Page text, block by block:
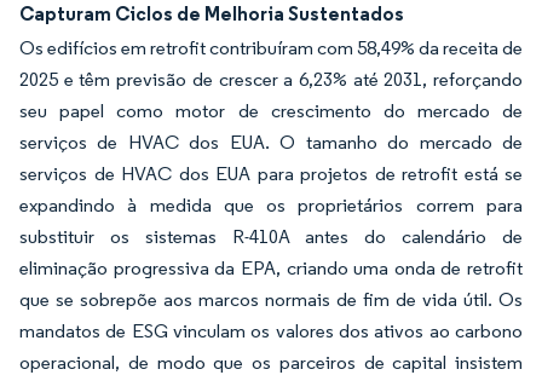
Capturam Ciclos de Melhoria Sustentados
Os edifícios em retrofit contribuíram com 58,49% da receita de
2025 e têm previsão de crescer a 6,23% até 2031, reforçando
seu papel como motor de crescimento do mercado de
serviços de HVAC dos EUA. O tamanho do mercado de
serviços de HVAC dos EUA para projetos de retrofit está se
expandindo à medida que os proprietários correm para
substituir os sistemas R-410A antes do calendário de
eliminação progressiva da EPA, criando uma onda de retrofit
que se sobrepõe aos marcos normais de fim de vida útil. Os
mandatos de ESG vinculam os valores dos ativos ao carbono
operacional, de modo que os parceiros de capital insistem